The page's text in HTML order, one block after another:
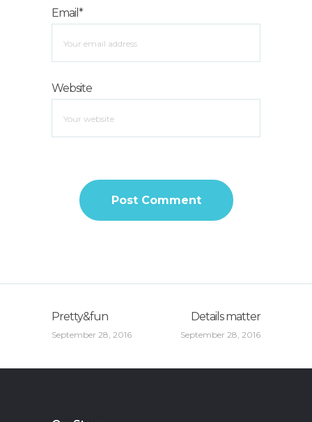
Email*
Website
Pretty&fun
September 28, 2016
Details matter
September 28, 2016